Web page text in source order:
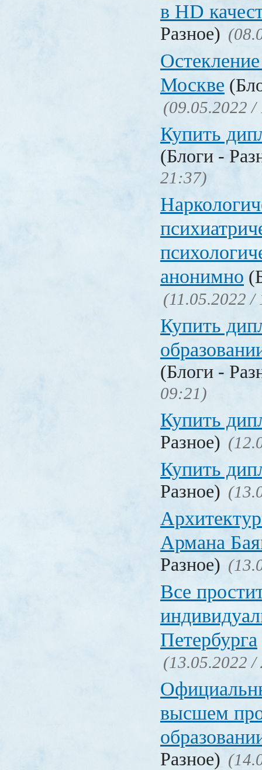
в HD
Разное)
Москве
(09.05.2022 /
Купить
(Блоги -
21:37)
анонимно
(11.05.2022 /
Купить
(Блоги -
09:21)
Купить
Разное)
Купить
Разное)
Армана
Разное)
Все
Петербурга
(13.05.2022 /
высшем
Разное)